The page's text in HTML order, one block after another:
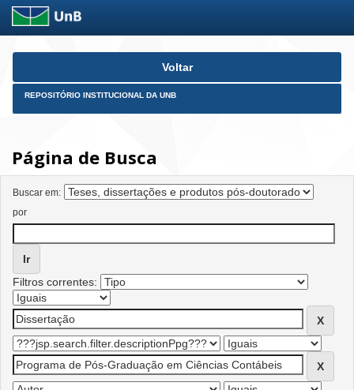
Skip
Voltar
REPOSITÓRIO INSTITUCIONAL DA UNB
Página de Busca
Buscar em:
por
Filtros correntes: